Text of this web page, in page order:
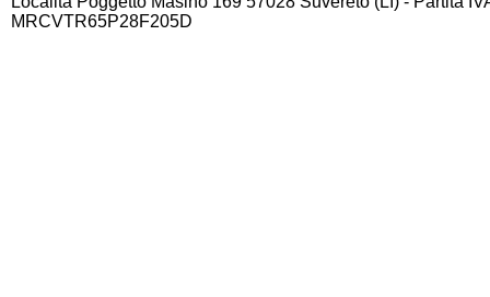
MRCVTR65P28F205D